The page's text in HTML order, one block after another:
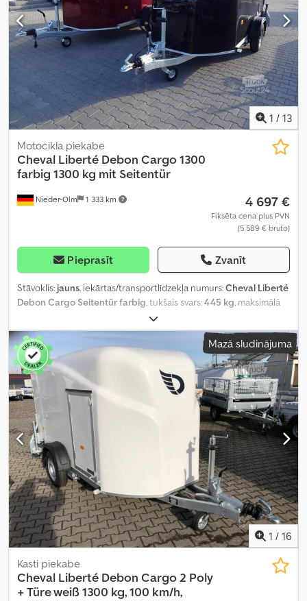
1 / 13
Nieder-Olm 1 333 km
Motocikla piekabe
Cheval Liberté Debon Cargo 1300
farbig 1300 kg mit Seitentür
4 697 €
Fiksēta cena plus PVN
(5 589 € bruto)
Pieprasīt Zvanīt
Stāvoklis: jauns, iekārtas/transportlīdzekļa numurs:Cheval Liberté
Debon Cargo Seitentür farbig , tukšais svars:445 kg , maksimālā
, kopējais svars:
ass, atļautā ass slodze (1. ass):1 300 kg, krautuves garums:3 000
mm, iekraušanas vietas platums:
, iekraušanas telpas
augstums:
Mazā sludinājuma
1 / 16
Kasti piekabe
Cheval Liberté Debon Cargo 2 Poly
+ Türe weiß 1300 kg, 100 km/h,